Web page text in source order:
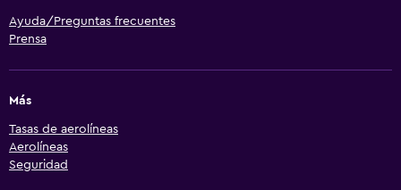
Ayuda/Preguntas frecuentes
Prensa
Más
Tasas de aerolíneas
Aerolíneas
Seguridad